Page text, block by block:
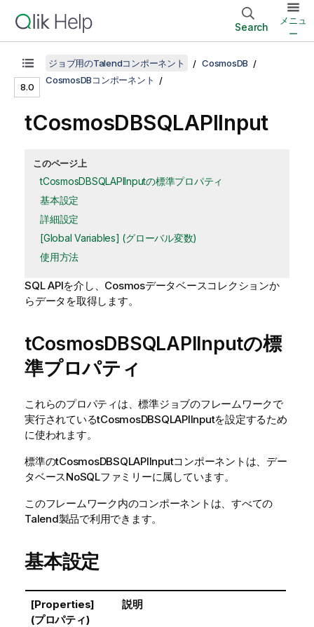
Search
メニュ
ー
8.0
ジョブ用のTalendコンポーネント
CosmosDB
CosmosDBコンポーネント
tCosmosDBSQLAPIInput
このページ上
tCosmosDBSQLAPIInputの標準プロパティ
基本設定
詳細設定
[Global Variables] (グローバル変数)
使用方法
SQL APIを介し、Cosmosデータベースコレクションか
らデータを取得します。
tCosmosDBSQLAPIInputの標
準プロパティ
これらのプロパティは、標準ジョブのフレームワークで
実行されているtCosmosDBSQLAPIInputを設定するため
に使われます。
標準のtCosmosDBSQLAPIInputコンポーネントは、 デー
タベースNoSQLファミリーに属しています。
このフレームワーク内のコンポーネントは、すべての
Talend製品で利用できます。
基本設定
[Properties]
(プロパティ)
説明